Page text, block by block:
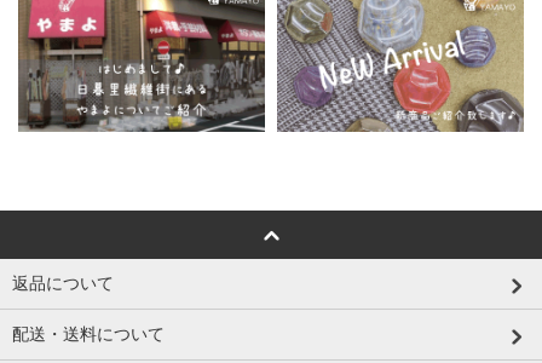
返品について
配送・送料について